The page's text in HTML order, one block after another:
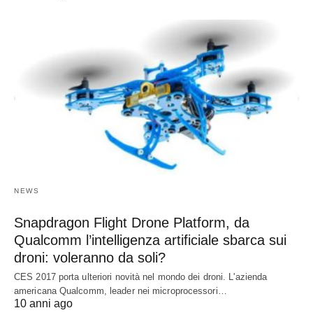
NEWS
Snapdragon Flight Drone Platform, da
Qualcomm l’intelligenza artificiale sbarca sui
droni: voleranno da soli?
CES 2017 porta ulteriori novità nel mondo dei droni. L'azienda
americana Qualcomm, leader nei microprocessori…
10 anni ago